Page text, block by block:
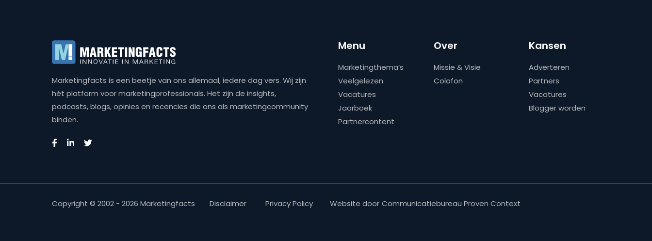
Marketingfacts is een beetje van ons allemaal, iedere dag vers. Wij zijn
hét platform voor marketingprofessionals. Het zijn de insights,
podcasts, blogs, opinies en recencies die ons als marketingcommunity
binden.
Menu
Marketingthema’s
Veelgelezen
Vacatures
Jaarboek
Partnercontent
Over
Missie & Visie
Colofon
Kansen
Adverteren
Partners
Vacatures
Blogger worden
Copyright © 2002 - 2026 Marketingfacts Disclaimer Privacy Policy Website door Communicatiebureau Proven Context